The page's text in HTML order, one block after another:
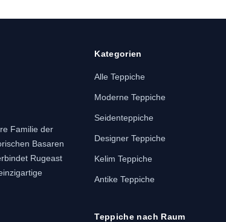
Familie der
Basaren
Rugeast
Kategorien
Alle Teppiche
Moderne Teppiche
Seidenteppiche
Designer Teppiche
Kelim Teppiche
Antike Teppiche
Teppiche nach Raum